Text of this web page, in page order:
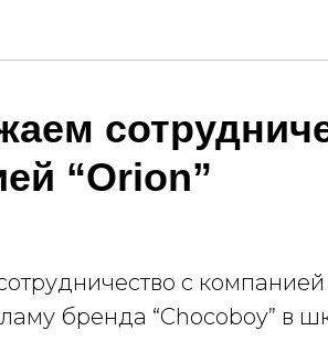
“Orion”
с компанией
бренда “Chocoboy” в